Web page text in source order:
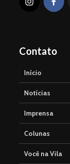
Contato
Início
Notícias
Imprensa
Colunas
Você na Vila